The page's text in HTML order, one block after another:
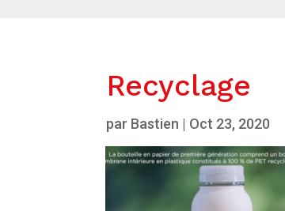
Recyclage
par Bastien | Oct 23, 2020